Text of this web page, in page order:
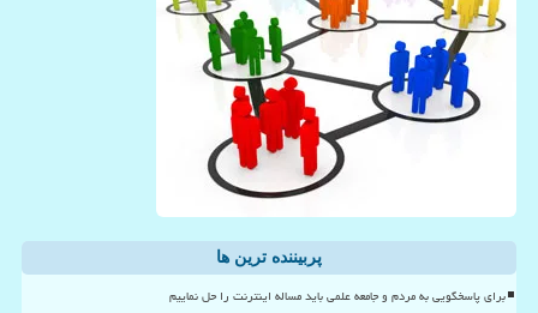
پربیننده ترین ها
برای پاسخگویی به مردم و جامعه علمی باید مساله اینترنت را حل نماییم